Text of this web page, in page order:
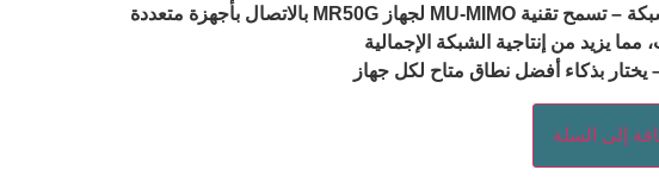
كفاءة أعلى للشبكة – تسمح تقنية MU-MIMO لجهاز MR50G بالاتصال بأجهزة متعددة
يزيد من إنتاجية الشبكة الإجمالية
يختار بذكاء أفضل نطاق متاح لكل جهاز
إلى السلة